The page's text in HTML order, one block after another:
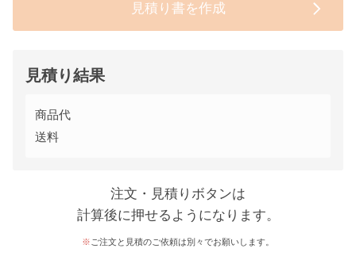
見積り書を作成
見積り結果
商品代
送料
注文・見積りボタンは
計算後に押せるようになります。
ご注文と見積のご依頼は別々でお願いします。